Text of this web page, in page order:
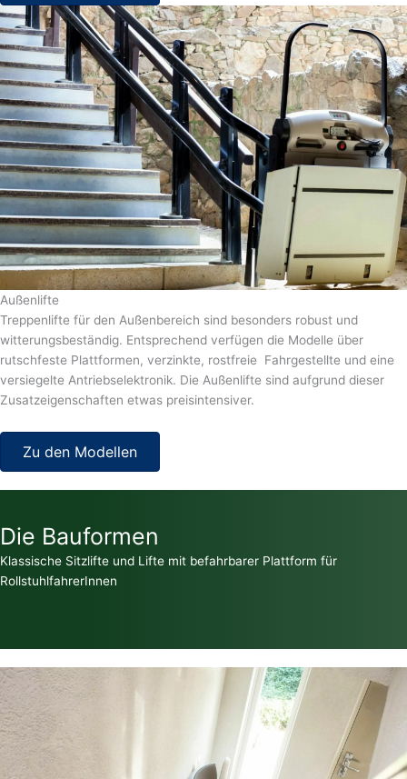
Außenlifte
Treppenlifte für den Außenbereich sind besonders robust und
witterungsbeständig. Entsprechend verfügen die Modelle über
rutschfeste Plattformen, verzinkte, rostfreie Fahrgestellte und eine
versiegelte Antriebselektronik. Die Außenlifte sind aufgrund dieser
Zusatzeigenschaften etwas preisintensiver.
Zu den Modellen
Die Bauformen
Klassische Sitzlifte und Lifte mit befahrbarer Plattform für
RollstuhlfahrerInnen